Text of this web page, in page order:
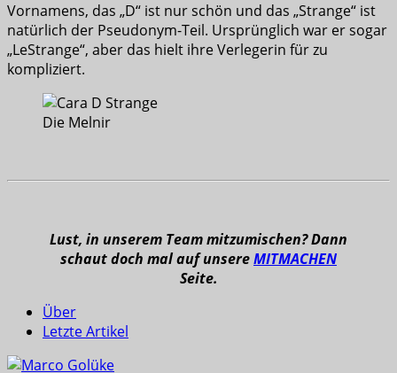
Vornamens, das „D“ ist nur schön und das „Strange“ ist
natürlich der Pseudonym-Teil. Ursprünglich war er sogar
„LeStrange“, aber das hielt ihre Verlegerin für zu
kompliziert.
Die Melnir
Lust, in unserem Team mitzumischen? Dann
schaut doch mal auf unsereMITMACHEN
Seite.
Über
Letzte Artikel